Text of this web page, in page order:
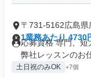
〒731-5162広島県
1業務あたり 4730
ン 90分）
応募資格 専門、
弊社レッスンのお
土日祝のみOK +7個